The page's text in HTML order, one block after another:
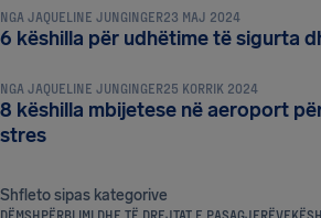
NGA JAQUELINE JUNGINGER23 MAJ 2024
6 këshilla për udhëtime të sigurta
KËSHILLA DHE TRUKE UDHËTIMI
NGA JAQUELINE JUNGINGER25 KORRIK 2024
8 këshilla mbijetese në aeroport
stres
Shfleto sipas kategorive